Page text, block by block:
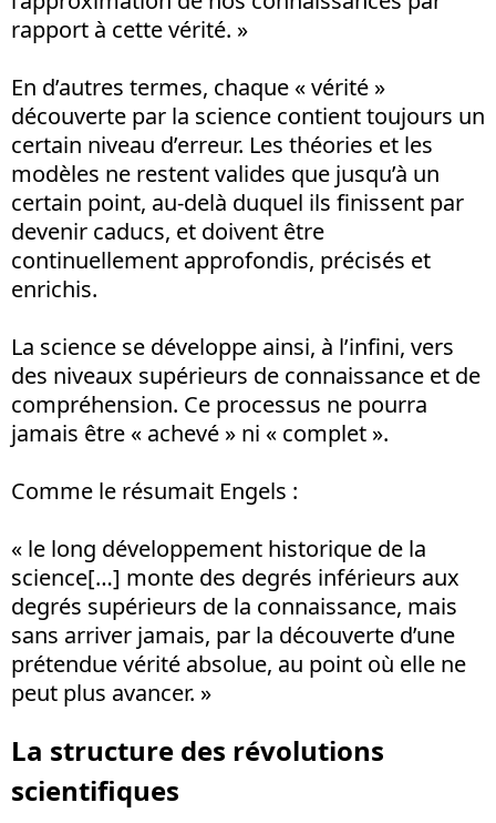
rapport à cette vérité. »
En d’autres termes, chaque « vérité »
découverte par la science contient toujours un
certain niveau d’erreur. Les théories et les
modèles ne restent valides que jusqu’à un
certain point, au-delà duquel ils finissent par
devenir caducs, et doivent être
continuellement approfondis, précisés et
enrichis.
La science se développe ainsi, à l’infini, vers
des niveaux supérieurs de connaissance et de
compréhension. Ce processus ne pourra
jamais être « achevé » ni « complet ».
Comme le résumait Engels :
« le long développement historique de la
science[…] monte des degrés inférieurs aux
degrés supérieurs de la connaissance, mais
sans arriver jamais, par la découverte d’une
prétendue vérité absolue, au point où elle ne
peut plus avancer. »
La structure des révolutions
scientifiques